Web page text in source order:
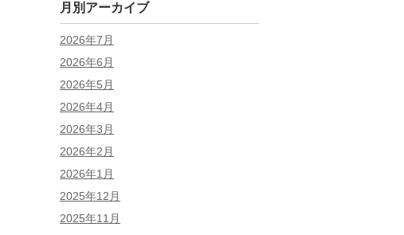
月別アーカイブ
2026年7月
2026年6月
2026年5月
2026年4月
2026年3月
2026年2月
2026年1月
2025年12月
2025年11月